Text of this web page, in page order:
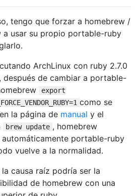
tengo que forzar a homebrew /
a usar su propio portable-ruby
ArchLinux con ruby ​​2.7.0
después de cambiar a portable-
export
como se
la página de manual y el
brew update , homebrew
automáticamente portable-ruby
vuelve a la normalidad.
causa raíz podría ser la
de homebrew con una